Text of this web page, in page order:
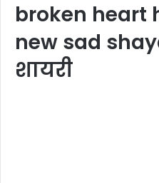
broken heart
new sad
शायरी